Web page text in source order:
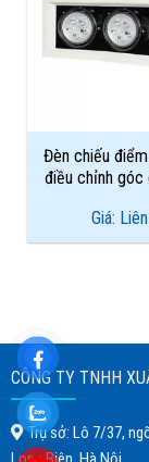
Đèn chiếu điểm
điều chỉnh góc
Giá:
CÔNG TY TNHH
Trụ sở: Lô 7/37,